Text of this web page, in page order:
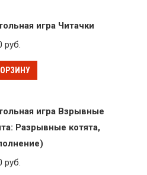
игра Читачки
руб.
игра Взрывные
Разрывные котята,
руб.